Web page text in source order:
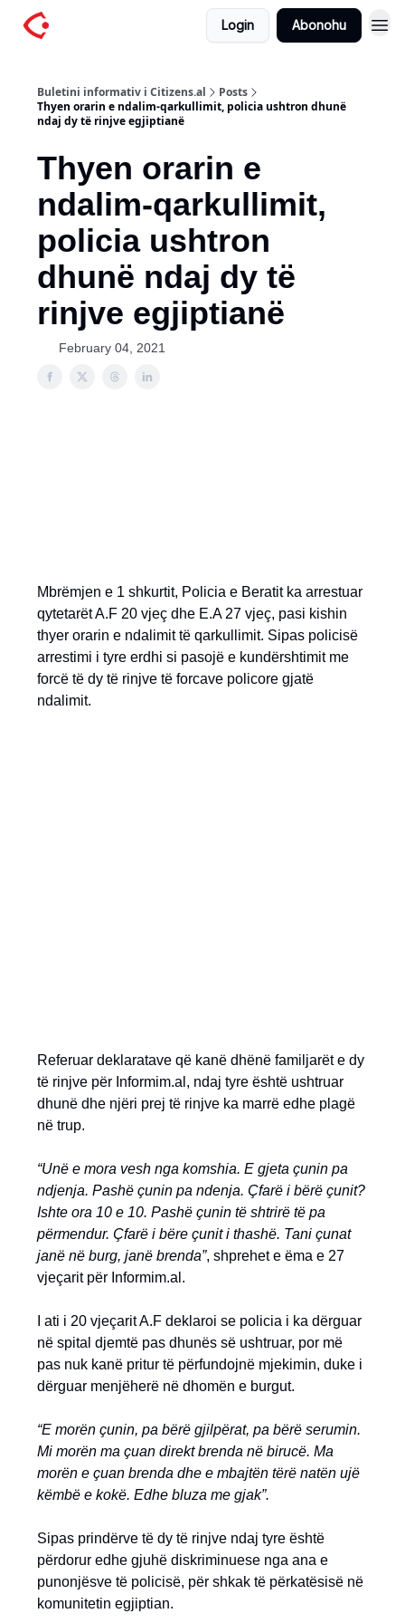
Login Abonohu
Buletini informativ i Citizens.al
Posts
Thyen orarin e ndalim-qarkullimit, policia ushtron dhunë
ndaj dy të rinjve egjiptianë
Thyen orarin e
ndalim-qarkullimit,
policia ushtron
dhunë ndaj dy të
rinjve egjiptianë
February 04, 2021
Mbrëmjen e 1 shkurtit, Policia e Beratit ka arrestuar
qytetarët A.F 20 vjeç dhe E.A 27 vjeç, pasi kishin
thyer orarin e ndalimit të qarkullimit. Sipas policisë
arrestimi i tyre erdhi si pasojë e kundërshtimit me
forcë të dy të rinjve të forcave policore gjatë
ndalimit.
Referuar deklaratave që kanë dhënë familjarët e dy
të rinjve për Informim.al, ndaj tyre është ushtruar
dhunë dhe njëri prej të rinjve ka marrë edhe plagë
në trup.
“Unë e mora vesh nga komshia. E gjeta çunin pa
ndjenja. Pashë çunin pa ndenja. Çfarë i bërë çunit?
Ishte ora 10 e 10. Pashë çunin të shtrirë të pa
përmendur. Çfarë i bëre çunit i thashë. Tani çunat
janë në burg, janë brenda”, shprehet e ëma e 27
vjeçarit për Informim.al.
I ati i 20 vjeçarit A.F deklaroi se policia i ka dërguar
në spital djemtë pas dhunës së ushtruar, por më
pas nuk kanë pritur të përfundojnë mjekimin, duke i
dërguar menjëherë në dhomën e burgut.
“E morën çunin, pa bërë gjilpërat, pa bërë serumin.
Mi morën ma çuan direkt brenda në birucë. Ma
morën e çuan brenda dhe e mbajtën tërë natën ujë
këmbë e kokë. Edhe bluza me gjak”.
Sipas prindërve të dy të rinjve ndaj tyre është
përdorur edhe gjuhë diskriminuese nga ana e
punonjësve të policisë, për shkak të përkatësisë në
komunitetin egjiptian.